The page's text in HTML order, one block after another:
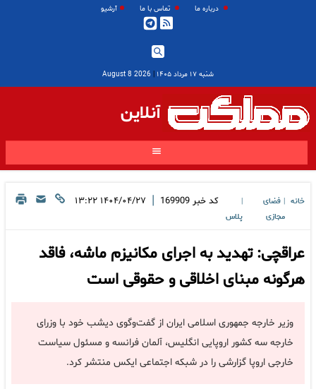
درباره ما تماس با ما آرشیو
شنبه ۱۷ مرداد ۱۴۰۵ |
2026 August 8
آنلاین
خانه
فضای
مجازی
پلاس
کد خبر 169909
| ۱۴۰۴/۰۴/۲۷ ۱۳:۲۲
عراقچی: تهدید به اجرای مکانیزم ماشه، فاقد
هرگونه مبنای اخلاقی و حقوقی است
وزیر خارجه جمهوری اسلامی ایران از گفت‌وگوی دیشب خود با وزرای
خارجه سه کشور اروپایی انگلیس، آلمان فرانسه و مسئول سیاست
خارجی اروپا گزارشی را در شبکه اجتماعی ایکس منتشر کرد.